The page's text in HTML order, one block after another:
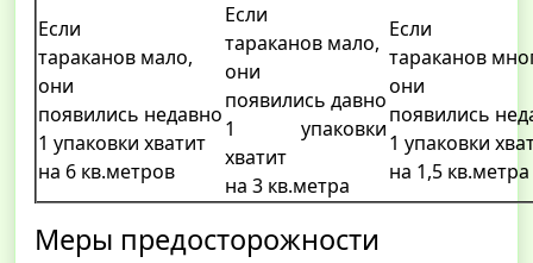
Если
тараканов мало,
они
появились недавно
1 упаковки хватит
на 6 кв.метров
Если
тараканов мало,
они
появились давно
1 упаковки
хватит
на 3 кв.метра
Если
тараканов
они
появились
1 упаковки
на 1,5 кв.метра
Меры предосторожности